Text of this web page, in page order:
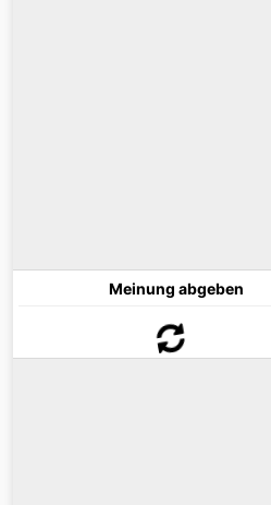
Meinung abgeben